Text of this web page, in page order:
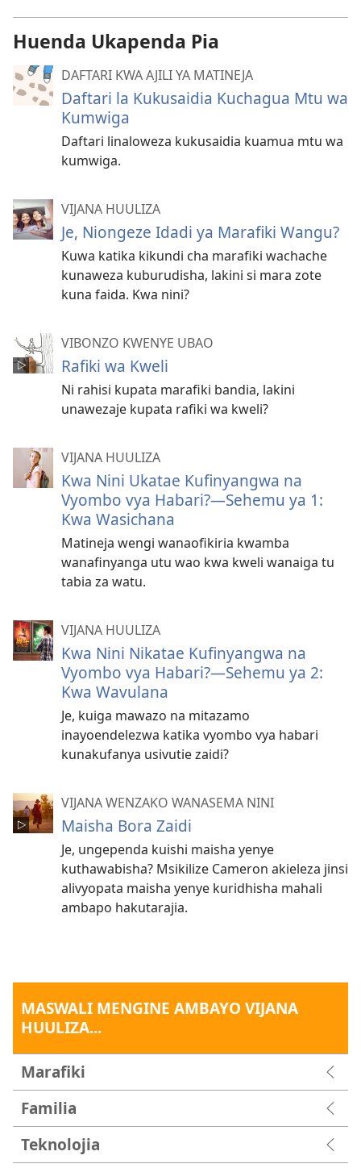
Huenda Ukapenda Pia
DAFTARI KWA AJILI YA MATINEJA
Daftari la Kukusaidia Kuchagua Mtu wa
Kumwiga
Daftari linaloweza kukusaidia kuamua mtu wa
kumwiga.
VIJANA HUULIZA
Je, Niongeze Idadi ya Marafiki Wangu?
Kuwa katika kikundi cha marafiki wachache
kunaweza kuburudisha, lakini si mara zote
kuna faida. Kwa nini?
VIBONZO KWENYE UBAO
Rafiki wa Kweli
Ni rahisi kupata marafiki bandia, lakini
unawezaje kupata rafiki wa kweli?
VIJANA HUULIZA
Kwa Nini Ukatae Kufinyangwa na
Vyombo vya Habari?​—Sehemu ya 1:
Kwa Wasichana
Matineja wengi wanaofikiria kwamba
wanafinyanga utu wao kwa kweli wanaiga tu
tabia za watu.
VIJANA HUULIZA
Kwa Nini Nikatae Kufinyangwa na
Vyombo vya Habari?​—Sehemu ya 2:
Kwa Wavulana
Je, kuiga mawazo na mitazamo
inayoendelezwa katika vyombo vya habari
kunakufanya usivutie zaidi?
VIJANA WENZAKO WANASEMA NINI
Maisha Bora Zaidi
Je, ungependa kuishi maisha yenye
kuthawabisha? Msikilize Cameron akieleza jinsi
alivyopata maisha yenye kuridhisha mahali
ambapo hakutarajia.
MASWALI MENGINE AMBAYO VIJANA
HUULIZA...
Marafiki
Familia
Teknolojia